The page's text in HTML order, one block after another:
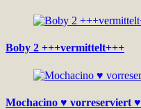
Boby 2 +++vermittelt+++
Mochacino ♥ vorreserviert ♥